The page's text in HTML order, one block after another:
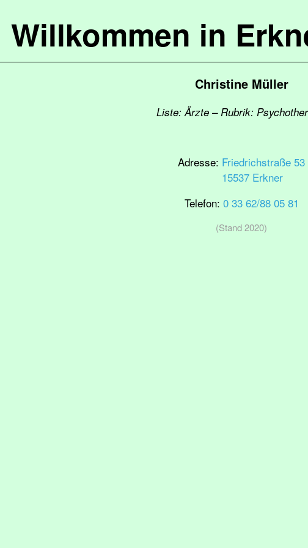
Willkommen in
Christine Müller
Liste: Ärzte – Rubrik:
Adresse: Friedrichstraße 53
15537 Erkner
Telefon: 0 33 62/88 05 81
(Stand 2020)